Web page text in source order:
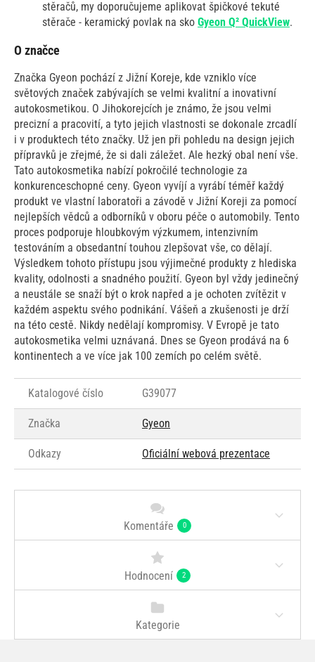
stěračů, my doporučujeme aplikovat špičkové tekuté
stěrače - keramický povlak na sko Gyeon Q² QuickView.
O značce
Značka Gyeon pochází z Jižní Koreje, kde vzniklo více
světových značek zabývajích se velmi kvalitní a inovativní
autokosmetikou. O Jihokorejcích je známo, že jsou velmi
precizní a pracovití, a tyto jejich vlastnosti se dokonale zrcadlí
i v produktech této značky. Už jen při pohledu na design jejich
přípravků je zřejmé, že si dali záležet. Ale hezký obal není vše.
Tato autokosmetika nabízí pokročilé technologie za
konkurenceschopné ceny. Gyeon vyvíjí a vyrábí téměř každý
produkt ve vlastní laboratoři a závodě v Jižní Koreji za pomocí
nejlepších vědců a odborníků v oboru péče o automobily. Tento
proces podporuje hloubkovým výzkumem, intenzivním
testováním a obsedantní touhou zlepšovat vše, co dělají.
Výsledkem tohoto přístupu jsou výjimečné produkty z hlediska
kvality, odolnosti a snadného použití. Gyeon byl vždy jedinečný
a neustále se snaží být o krok napřed a je ochoten zvítězit v
každém aspektu svého podnikání. Vášeň a zkušenosti je drží
na této cestě. Nikdy nedělají kompromisy. V Evropě je tato
autokosmetika velmi uznávaná. Dnes se Gyeon prodává na 6
kontinentech a ve více jak 100 zemích po celém světě.
Katalogové číslo G39077
Značka Gyeon
Odkazy Oficiální webová prezentace
Komentáře 0
Hodnocení 2
Kategorie